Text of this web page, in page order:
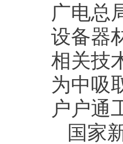
广电总
设备器
相关技
为中吸
户户通
国家